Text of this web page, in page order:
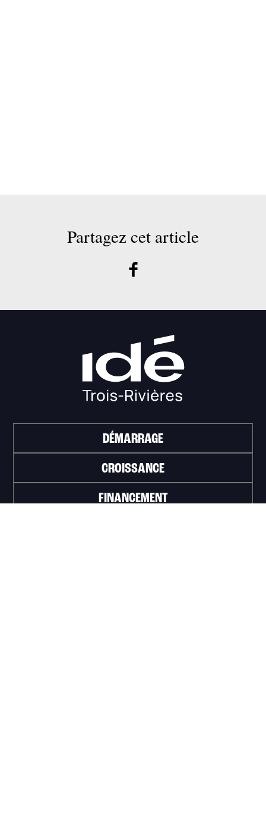
Partagez cet article
DÉMARRAGE
CROISSANCE
FINANCEMENT